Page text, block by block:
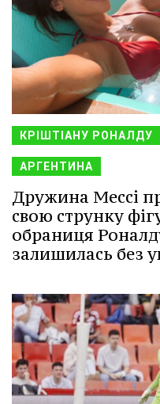
КРІШТІАНУ РОНАЛДУ
АРГЕНТИНА
Дружина Мессі
свою струнку
обраниця
залишилась без